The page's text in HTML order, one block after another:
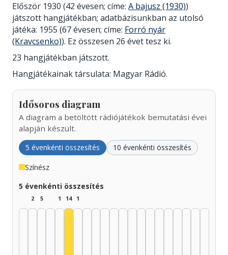
Először 1930 (42 évesen; címe: A bajusz (1930))
játszott hangjátékban; adatbázisunkban az utolsó
játéka: 1955 (67 évesen; címe: Forró nyár
(Kravcsenko)). Ez összesen 26 évet tesz ki.
23 hangjátékban játszott.
Hangjátékainak társulata: Magyar Rádió.
Idősoros diagram
A diagram a betöltött rádiójátékok bemutatási évei
alapján készült.
5 évenkénti összesítés 10 évenkénti összesítés
Színész
5 évenkénti összesítés
2 5 1 14 1